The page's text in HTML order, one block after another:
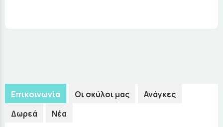
Επικοινωνία Οι σκύλοι μας
Ανάγκες
Δωρεά
Νέα